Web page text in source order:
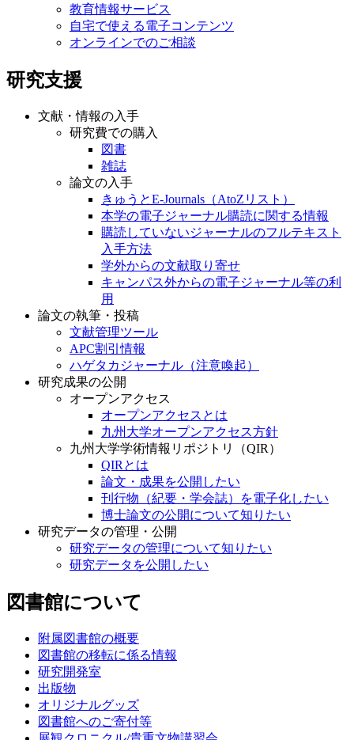
教育情報サービス
自宅で使える電子コンテンツ
オンラインでのご相談
研究支援
文献・情報の入手
研究費での購入
図書
雑誌
論文の入手
きゅうとE-Journals（AtoZリスト）
本学の電子ジャーナル購読に関する情報
購読していないジャーナルのフルテキスト
入手方法
学外からの文献取り寄せ
キャンパス外からの電子ジャーナル等の利
用
論文の執筆・投稿
文献管理ツール
APC割引情報
ハゲタカジャーナル（注意喚起）
研究成果の公開
オープンアクセス
オープンアクセスとは
九州大学オープンアクセス方針
九州大学学術情報リポジトリ（QIR）
QIRとは
論文・成果を公開したい
刊行物（紀要・学会誌）を電子化したい
博士論文の公開について知りたい
研究データの管理・公開
研究データの管理について知りたい
研究データを公開したい
図書館について
附属図書館の概要
図書館の移転に係る情報
研究開発室
出版物
オリジナルグッズ
図書館へのご寄付等